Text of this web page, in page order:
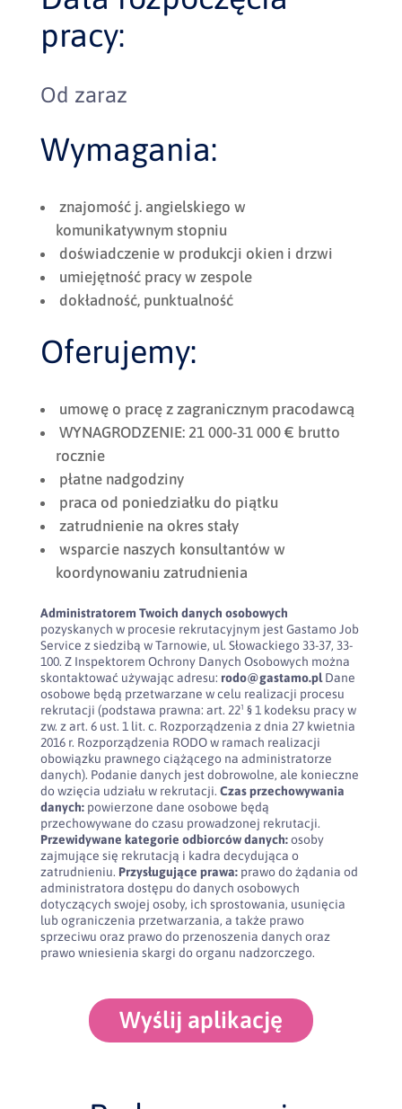
pracy:
Od zaraz
Wymagania:
znajomość j. angielskiego w
komunikatywnym stopniu
doświadczenie w produkcji okien i drzwi
umiejętność pracy w zespole
dokładność, punktualność
Oferujemy:
umowę o pracę z zagranicznym pracodawcą
WYNAGRODZENIE: 21 000-31 000 € brutto
rocznie
płatne nadgodziny
praca od poniedziałku do piątku
zatrudnienie na okres stały
wsparcie naszych konsultantów w
koordynowaniu zatrudnienia
Administratorem Twoich danych osobowych
pozyskanych w procesie rekrutacyjnym jest Gastamo Job
Service z siedzibą w Tarnowie, ul. Słowackiego 33-37, 33-
100. Z Inspektorem Ochrony Danych Osobowych można
skontaktować używając adresu: rodo@gastamo.plDane
osobowe będą przetwarzane w celu realizacji procesu
rekrutacji (podstawa prawna: art. 22¹ § 1 kodeksu pracy w
zw. z art. 6 ust. 1 lit. c. Rozporządzenia z dnia 27 kwietnia
2016 r. Rozporządzenia RODO w ramach realizacji
obowiązku prawnego ciążącego na administratorze
danych). Podanie danych jest dobrowolne, ale konieczne
do wzięcia udziału w rekrutacji. Czas przechowywania
danych:powierzone dane osobowe będą
przechowywane do czasu prowadzonej rekrutacji.
Przewidywane kategorie odbiorców danych:osoby
zajmujące się rekrutacją i kadra decydująca o
zatrudnieniu. Przysługujące prawa:prawo do żądania od
administratora dostępu do danych osobowych
dotyczących swojej osoby, ich sprostowania, usunięcia
lub ograniczenia przetwarzania, a także prawo
sprzeciwu oraz prawo do przenoszenia danych oraz
prawo wniesienia skargi do organu nadzorczego.
Wyślij aplikację